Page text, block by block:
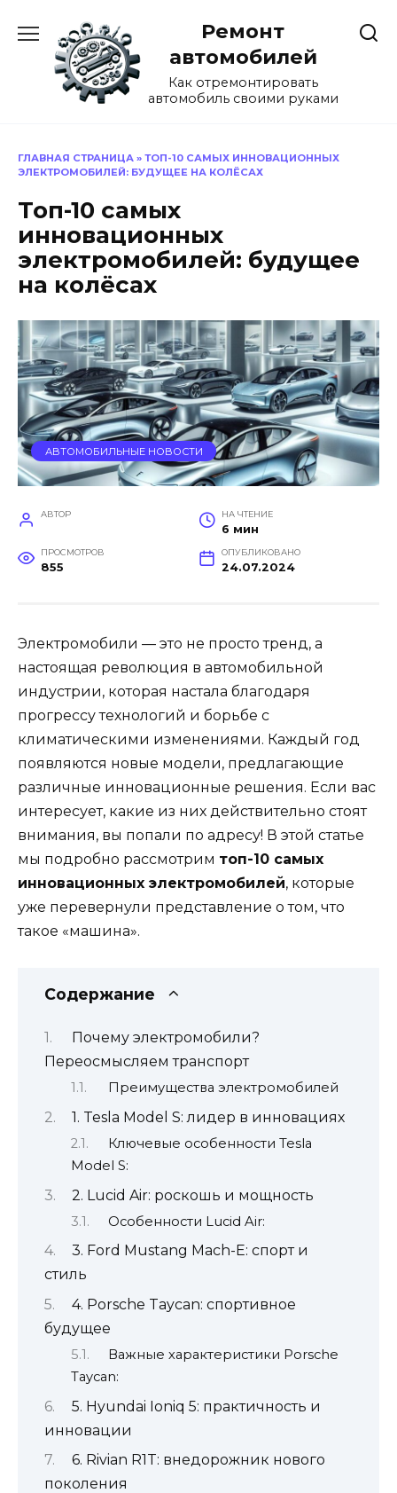
содержанию
Ремонт
автомобилей
Как отремонтировать
автомобиль своими руками
ГЛАВНАЯ СТРАНИЦА » ТОП-10 САМЫХ ИННОВАЦИОННЫХ
ЭЛЕКТРОМОБИЛЕЙ: БУДУЩЕЕ НА КОЛЁСАХ
Топ-10 самых
инновационных
электромобилей: будущее
на колёсах
АВТОМОБИЛЬНЫЕ НОВОСТИ
АВТОР НА ЧТЕНИЕ
6 мин
ПРОСМОТРОВ
855
ОПУБЛИКОВАНО
24.07.2024
Электромобили — это не просто тренд, а
настоящая революция в автомобильной
индустрии, которая настала благодаря
прогрессу технологий и борьбе с
климатическими изменениями. Каждый год
появляются новые модели, предлагающие
различные инновационные решения. Если вас
интересует, какие из них действительно стоят
внимания, вы попали по адресу! В этой статье
мы подробно рассмотрим топ-10 самых
инновационных электромобилей, которые
уже перевернули представление о том, что
такое «машина».
Содержание
Почему электромобили?
Переосмысляем транспорт
Преимущества электромобилей
1. Tesla Model S: лидер в инновациях
Ключевые особенности Tesla
Model S:
2. Lucid Air: роскошь и мощность
Особенности Lucid Air:
3. Ford Mustang Mach-E: спорт и
стиль
4. Porsche Taycan: спортивное
будущее
Важные характеристики Porsche
Taycan:
5. Hyundai Ioniq 5: практичность и
инновации
6. Rivian R1T: внедорожник нового
поколения